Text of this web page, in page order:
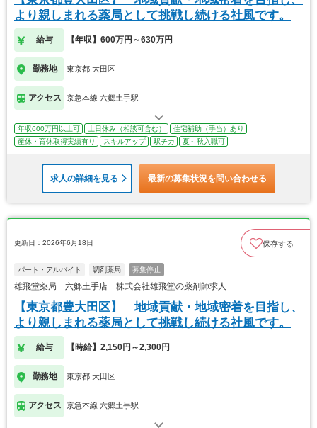
より親しまれる薬局として挑戦し続ける社風です。
給与 【年収】600万円～630万円
勤務地 東京都 大田区
アクセス 京急本線 六郷土手駅
年収600万円以上可 土日休み（相談可含む）
住宅補助（手当）あり
産休・育休取得実績有り
スキルアップ 駅チカ 夏～秋入職可
求人の詳細を見る 最新の募集状況を問い合わせる
更新日：2026年6月18日 保存する
パート・アルバイト 調剤薬局 募集停止
雄飛堂薬局 六郷土手店 株式会社雄飛堂の薬剤師求人
【東京都豊大田区】 地域貢献・地域密着を目指し、
より親しまれる薬局として挑戦し続ける社風です。
給与 【時給】2,150円～2,300円
勤務地 東京都 大田区
アクセス 京急本線 六郷土手駅